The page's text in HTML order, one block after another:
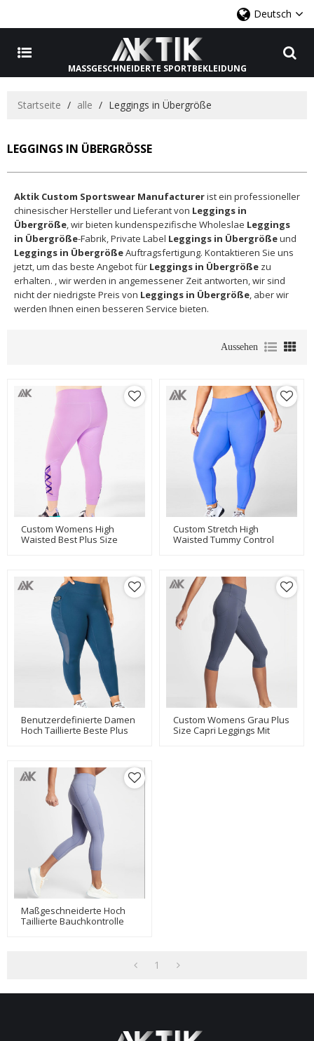
Deutsch
MASSGESCHNEIDERTE SPORTBEKLEIDUNG
Startseite / alle / Leggings in Übergröße
LEGGINGS IN ÜBERGRÖSSE
Aktik Custom Sportswear Manufacturerist ein professioneller
chinesischer Hersteller und Lieferant von Leggings in
Übergröße, wir bieten kundenspezifische Wholeslae Leggings
in Übergröße-Fabrik, Private Label Leggings in Übergrößeund
Leggings in ÜbergrößeAuftragsfertigung. Kontaktieren Sie uns
jetzt, um das beste Angebot für Leggings in Übergröße zu
erhalten. , wir werden in angemessener Zeit antworten, wir sind
nicht der niedrigste Preis von Leggings in Übergröße, aber wir
werden Ihnen einen besseren Service bieten.
Aussehen
Custom Womens High
Waisted Best Plus Size
Custom Stretch High
Waisted Tummy Control
Benutzerdefinierte Damen
Hoch Taillierte Beste Plus
Custom Womens Grau Plus
Size Capri Leggings Mit
Maßgeschneiderte Hoch
Taillierte Bauchkontrolle
1